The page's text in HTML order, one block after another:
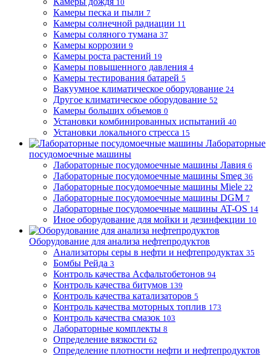
10
Камеры песка и пыли 7
Камеры солнечной радиации 11
Камеры соляного тумана 37
Камеры коррозии 9
Камеры роста растений 19
Камеры повышенного давления 4
Камеры тестирования батарей 5
Вакуумное климатическое оборудование 24
Другое климатическое оборудование 52
Камеры больших объемов 0
Установки комбинированных испытаний 40
Установки локального стресса 15
Лабораторные
посудомоечные машины
Лабораторные посудомоечные машины Лавия 6
Лабораторные посудомоечные машины Smeg 36
Лабораторные посудомоечные машины Miele 22
Лабораторные посудомоечные машины DGM 7
Лабораторные посудомоечные машины AT-OS 14
Иное оборудование для мойки и дезинфекции 10
Оборудование для анализа нефтепродуктов
Анализаторы серы в нефти и нефтепродуктах 35
Бомбы Рейда 3
Контроль качества Асфальтобетонов 94
Контроль качества битумов 139
Контроль качества катализаторов 5
Контроль качества моторных топлив 173
Контроль качества смазок 103
Лабораторные комплекты 8
Определение вязкости 62
Определение плотности нефти и нефтепродуктов